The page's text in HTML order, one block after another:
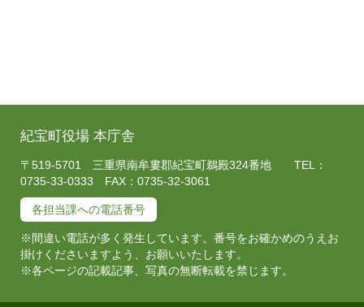
紀宝町役場 本庁舎
〒519-5701 三重県南牟婁郡紀宝町鵜殿324番地 TEL：
0735-33-0333 FAX：0735-32-3061
各担当課への電話番号
※間違い電話が多く発生しています。番号をお確かめのうえお
掛けくださいますよう、お願いいたします。
※各ページの記載記事、写真の無断転載を禁じます。